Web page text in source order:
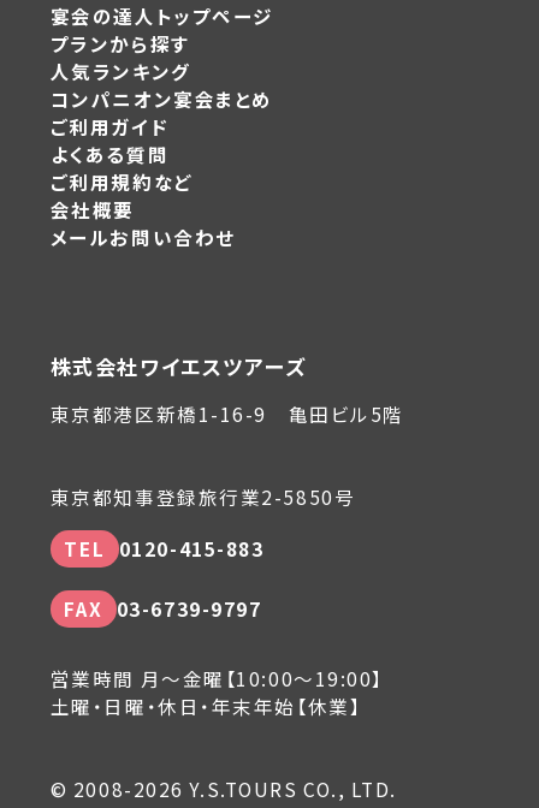
宴会の達人トップページ
プランから探す
人気ランキング
コンパニオン宴会まとめ
ご利用ガイド
よくある質問
ご利用規約など
会社概要
メールお問い合わせ
株式会社ワイエスツアーズ
東京都港区新橋1-16-9 亀田ビル5階
東京都知事登録旅行業2-5850号
TEL
0120-415-883
FAX 03-6739-9797
営業時間 月～金曜【10:00～19:00】
土曜・日曜・休日・年末年始【休業】
© 2008-2026 Y.S.TOURS CO., LTD.